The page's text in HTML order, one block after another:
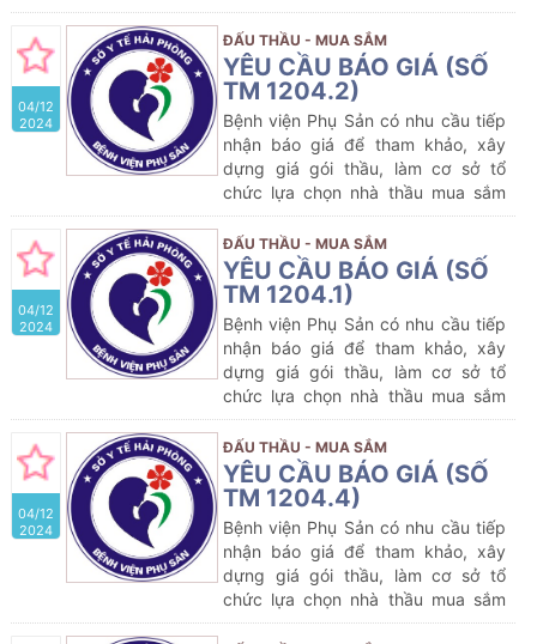
Bệnh viện Phụ Sản (lần 8) (gồm 01
lô)
04/12
2024
ĐẤU THẦU - MUA SẮM
YÊU CẦU BÁO GIÁ (SỐ
TM 1204.2)
Bệnh viện Phụ Sản có nhu cầu tiếp
nhận báo giá để tham khảo, xây
dựng giá gói thầu, làm cơ sở tổ
chức lựa chọn nhà thầu mua sắm
gói thầu dự kiến:Mua sắmVật tư y
tếcủa Bệnh viện Phụ Sản năm
2024-2025
04/12
2024
ĐẤU THẦU - MUA SẮM
YÊU CẦU BÁO GIÁ (SỐ
TM 1204.1)
Bệnh viện Phụ Sản có nhu cầu tiếp
nhận báo giá để tham khảo, xây
dựng giá gói thầu, làm cơ sở tổ
chức lựa chọn nhà thầu mua sắm
gói thầu dự kiến:Mua sắm hóa
chấtcủa Bệnh viện Phụ Sản năm
2024-2025
04/12
2024
ĐẤU THẦU - MUA SẮM
YÊU CẦU BÁO GIÁ (SỐ
TM 1204.4)
Bệnh viện Phụ Sản có nhu cầu tiếp
nhận báo giá để tham khảo, xây
dựng giá gói thầu, làm cơ sở tổ
chức lựa chọn nhà thầu mua sắm
gói thầu dự kiến:Mua sắmVật tư y